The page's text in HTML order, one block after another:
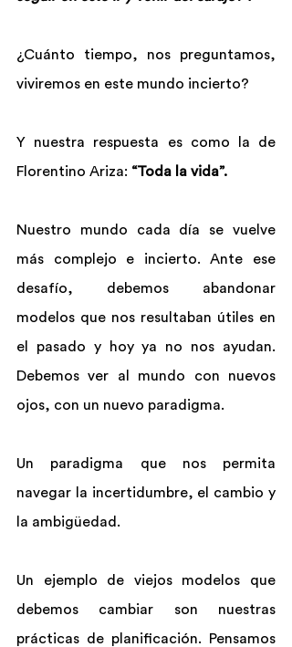
¿Cuánto tiempo, nos preguntamos,
viviremos en este mundo incierto?
Y nuestra respuesta es como la de
Florentino Ariza: “Toda la vida”.
Nuestro mundo cada día se vuelve
más complejo e incierto. Ante ese
desafío, debemos abandonar
modelos que nos resultaban útiles en
el pasado y hoy ya no nos ayudan.
Debemos ver al mundo con nuevos
ojos, con un nuevo paradigma.
Un paradigma que nos permita
navegar la incertidumbre, el cambio y
la ambigüedad.
Un ejemplo de viejos modelos que
debemos cambiar son nuestras
prácticas de planificación. Pensamos